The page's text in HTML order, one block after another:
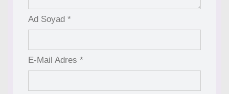
Ad Soyad *
E-Mail Adres *